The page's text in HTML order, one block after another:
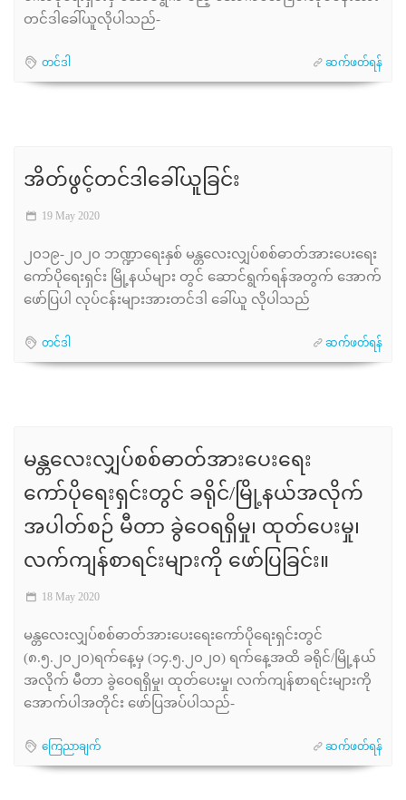
တင်ဒါခေါ်ယူလိုပါသည်-
တင်ဒါ ဆက်ဖတ်ရန်
အိတ်ဖွင့်တင်ဒါခေါ်ယူခြင်း
19 May 2020
၂၀၁၉-၂၀၂၀ ဘဏ္ဍာရေးနှစ် မန္တလေးလျှပ်စစ်ဓာတ်အားပေးရေး
ကော်ပိုရေးရှင်း မြို့နယ်များ တွင် ဆောင်ရွက်ရန်အတွက် အောက်
ဖော်ပြပါ လုပ်ငန်းများအားတင်ဒါ ခေါ်ယူ လိုပါသည်
တင်ဒါ ဆက်ဖတ်ရန်
မန္တလေးလျှပ်စစ်ဓာတ်အားပေးရေး
ကော်ပိုရေးရှင်းတွင် ခရိုင်/မြို့နယ်အလိုက်
အပါတ်စဉ် မီတာ ခွဲဝေရရှိမှု၊ ထုတ်ပေးမှု၊
လက်ကျန်စာရင်းများကို ဖော်ပြခြင်း။
18 May 2020
မန္တလေးလျှပ်စစ်ဓာတ်အားပေးရေးကော်ပိုရေးရှင်းတွင်
(၈.၅.၂၀၂၀)ရက်နေ့မှ (၁၄.၅.၂၀၂၀) ရက်နေ့အထိ ခရိုင်/မြို့နယ်
အလိုက် မီတာ ခွဲဝေရရှိမှု၊ ထုတ်ပေးမှု၊ လက်ကျန်စာရင်းများကို
အောက်ပါအတိုင်း ဖော်ပြအပ်ပါသည်-
ကြေညာချက် ဆက်ဖတ်ရန်